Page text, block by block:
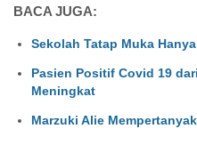
BACA JUGA:
Sekolah Tatap Muka
Pasien Positif Covid 19
Meningkat
Marzuki Alie